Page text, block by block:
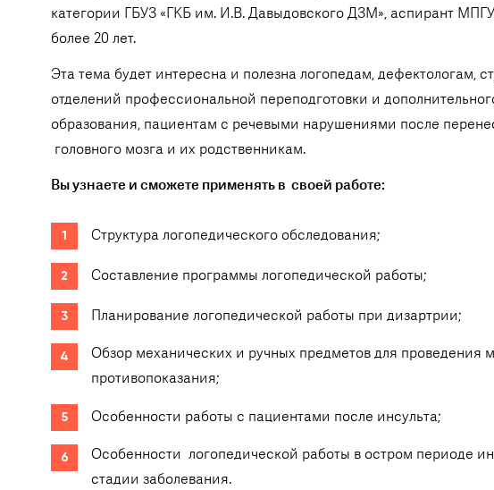
категории ГБУЗ «ГКБ им. И.В. Давыдовского ДЗМ», аспирант
более 20 лет.
Эта тема будет интересна и полезна логопедам, дефектологам,
отделений профессиональной переподготовки и
образования, пациентам с речевыми нарушениями после
головного мозга и их родственникам.
Вы узнаете и сможете применять в своей работе:
Структура логопедического обследования;
Составление программы логопедической работы;
Планирование логопедической работы при дизартрии;
Обзор механических и ручных предметов для проведения
противопоказания;
Особенности работы с пациентами после инсульта;
Особенности логопедической работы в остром периоде
стадии заболевания.